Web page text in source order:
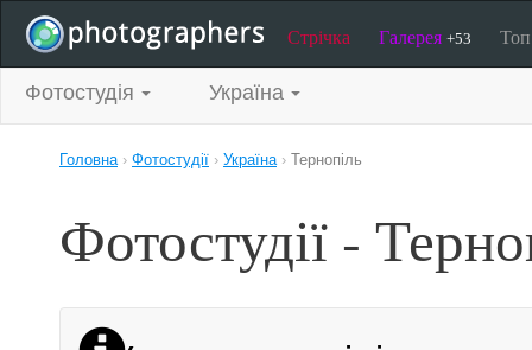
Стрічка Галерея +53
Фотостудія Україна
Головна› Фотостудії › Україна› Тернопіль
Фотостудії -